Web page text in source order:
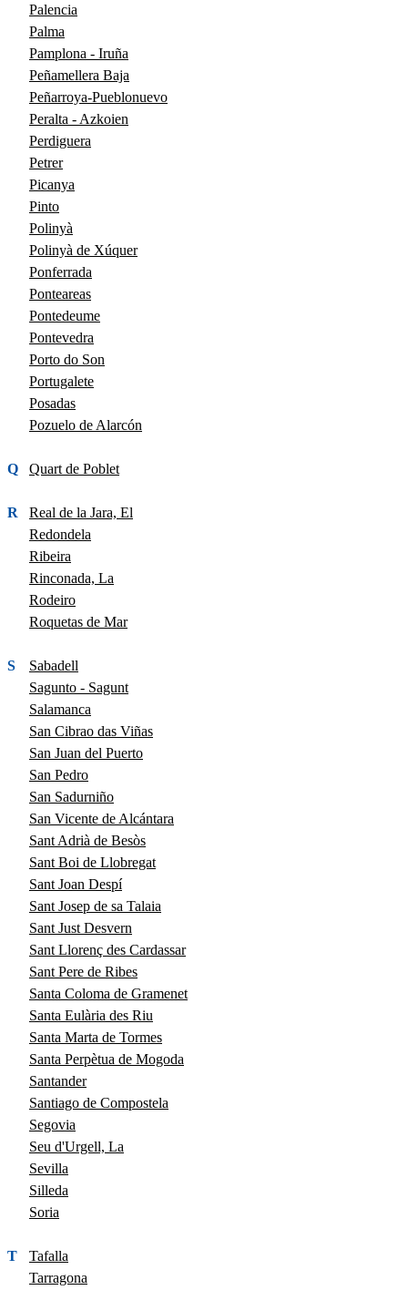
Palencia
Palma
Pamplona - Iruña
Peñamellera Baja
Peñarroya-Pueblonuevo
Peralta - Azkoien
Perdiguera
Petrer
Picanya
Pinto
Polinyà
Polinyà de Xúquer
Ponferrada
Ponteareas
Pontedeume
Pontevedra
Porto do Son
Portugalete
Posadas
Pozuelo de Alarcón
Q Quart de Poblet
R
Real de la Jara, El
Redondela
Ribeira
Rinconada, La
Rodeiro
Roquetas de Mar
S
Sabadell
Sagunto - Sagunt
Salamanca
San Cibrao das Viñas
San Juan del Puerto
San Pedro
San Sadurniño
San Vicente de Alcántara
Sant Adrià de Besòs
Sant Boi de Llobregat
Sant Joan Despí
Sant Josep de sa Talaia
Sant Just Desvern
Sant Llorenç des Cardassar
Sant Pere de Ribes
Santa Coloma de Gramenet
Santa Eulària des Riu
Santa Marta de Tormes
Santa Perpètua de Mogoda
Santander
Santiago de Compostela
Segovia
Seu d'Urgell, La
Sevilla
Silleda
Soria
T
Tafalla
Tarragona